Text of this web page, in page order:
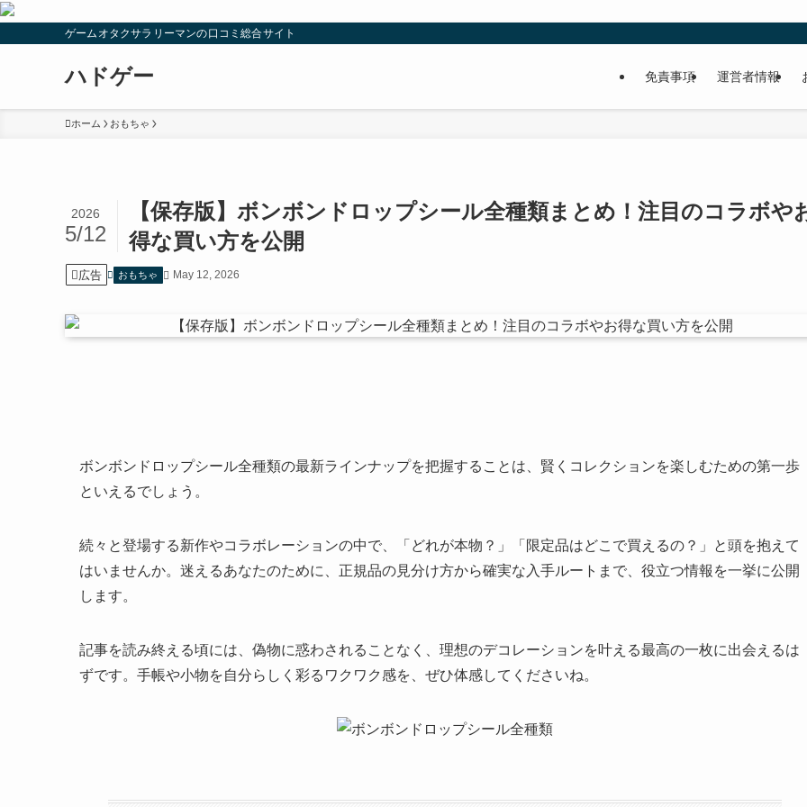
ゲームオタクサラリーマンの口コミ総合サイト
ハドゲー 免責事項 運営者情報
ホーム おもちゃ
【保存版】ボンボンドロップシール全種類まとめ！注目のコラボや
得な買い方を公開
2026
5/12
広告 おもちゃ May 12, 2026
ボンボンドロップシール全種類の最新ラインナップを把握することは、賢くコレクションを楽しむための第一歩
といえるでしょう。
続々と登場する新作やコラボレーションの中で、「どれが本物？」「限定品はどこで買えるの？」と頭を抱えて
はいませんか。迷えるあなたのために、正規品の見分け方から確実な入手ルートまで、役立つ情報を一挙に公開
します。
記事を読み終える頃には、偽物に惑わされることなく、理想のデコレーションを叶える最高の一枚に出会えるは
ずです。手帳や小物を自分らしく彩るワクワク感を、ぜひ体感してくださいね。